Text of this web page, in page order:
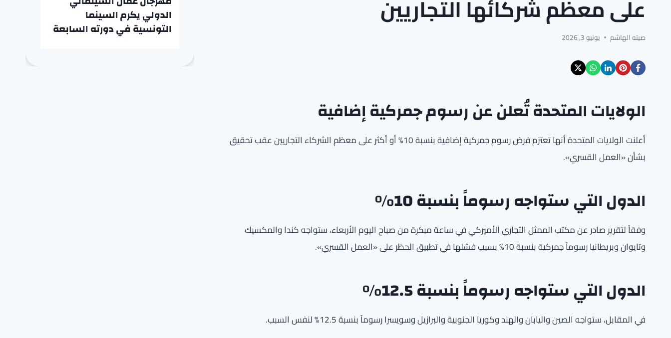
على معظم شركائها التجاريين
صيته الهاشم يونيو 3, 2026
الولايات المتحدة تُعلن عن رسوم جمركية إضافية
أعلنت الولايات المتحدة أنها تعتزم فرض رسوم جمركية إضافية بنسبة 10% أو أكثر على معظم الشركاء التجاريين عقب تحقيق
بشأن «العمل القسري».
الدول التي ستواجه رسوماً بنسبة 10%
وفقاً لتقرير صادر عن مكتب الممثل التجاري الأميركي في ساعة مبكرة من صباح اليوم الأربعاء، ستواجه كندا والمكسيك
وتايوان وبريطانيا رسوماً جمركية بنسبة 10% بسبب فشلها في تطبيق الحظر على «العمل القسري».
الدول التي ستواجه رسوماً بنسبة 12.5%
في المقابل، ستواجه الصين واليابان والهند وكوريا الجنوبية والبرازيل وسويسرا رسوماً بنسبة 12.5% لنفس السبب.
الدولي يكرم السينما
التونسية في دورته السابعة